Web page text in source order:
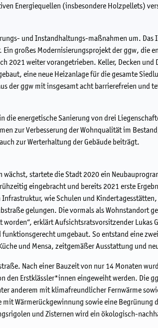
Energiequellen (insbesondere Holzpellets)
und Instandhaltungs-maßnahmen um.
großes Modernisierungsprojekt der ggw, die
2021 weiter vorangetrieben. Keller, Decken und
eine neue Heizanlage für die gesamte
der ggw mit insgesamt acht barrierefreien und
die energetische Sanierung von drei
zur Verbesserung der Wohnqualität im
zur Werterhaltung der Gebäude beiträgt.
startete die Stadt 2020 ein
eingebracht und bereits 2021 erste
wie Schulen und
gelungen. Die vormals als Wohnstandort
erklärt Aufsichtsratsvorsitzender Lukas
umgebaut. So entstand eine
und Mensa, zeitgemäßer Ausstattung und
Nach einer Bauzeit von nur 14 Monaten
Erstklässler*innen eingeweiht werden. Die
anderem mit klimafreundlicher Fernwärme
Wärmerückgewinnung sowie eine Begrünung
und Zisternen wird ein ökologisch-